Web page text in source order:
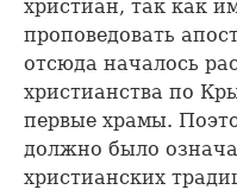
христиан, так как
проповедовать
отсюда началось
христианства по
первые храмы.
должно было
христианских